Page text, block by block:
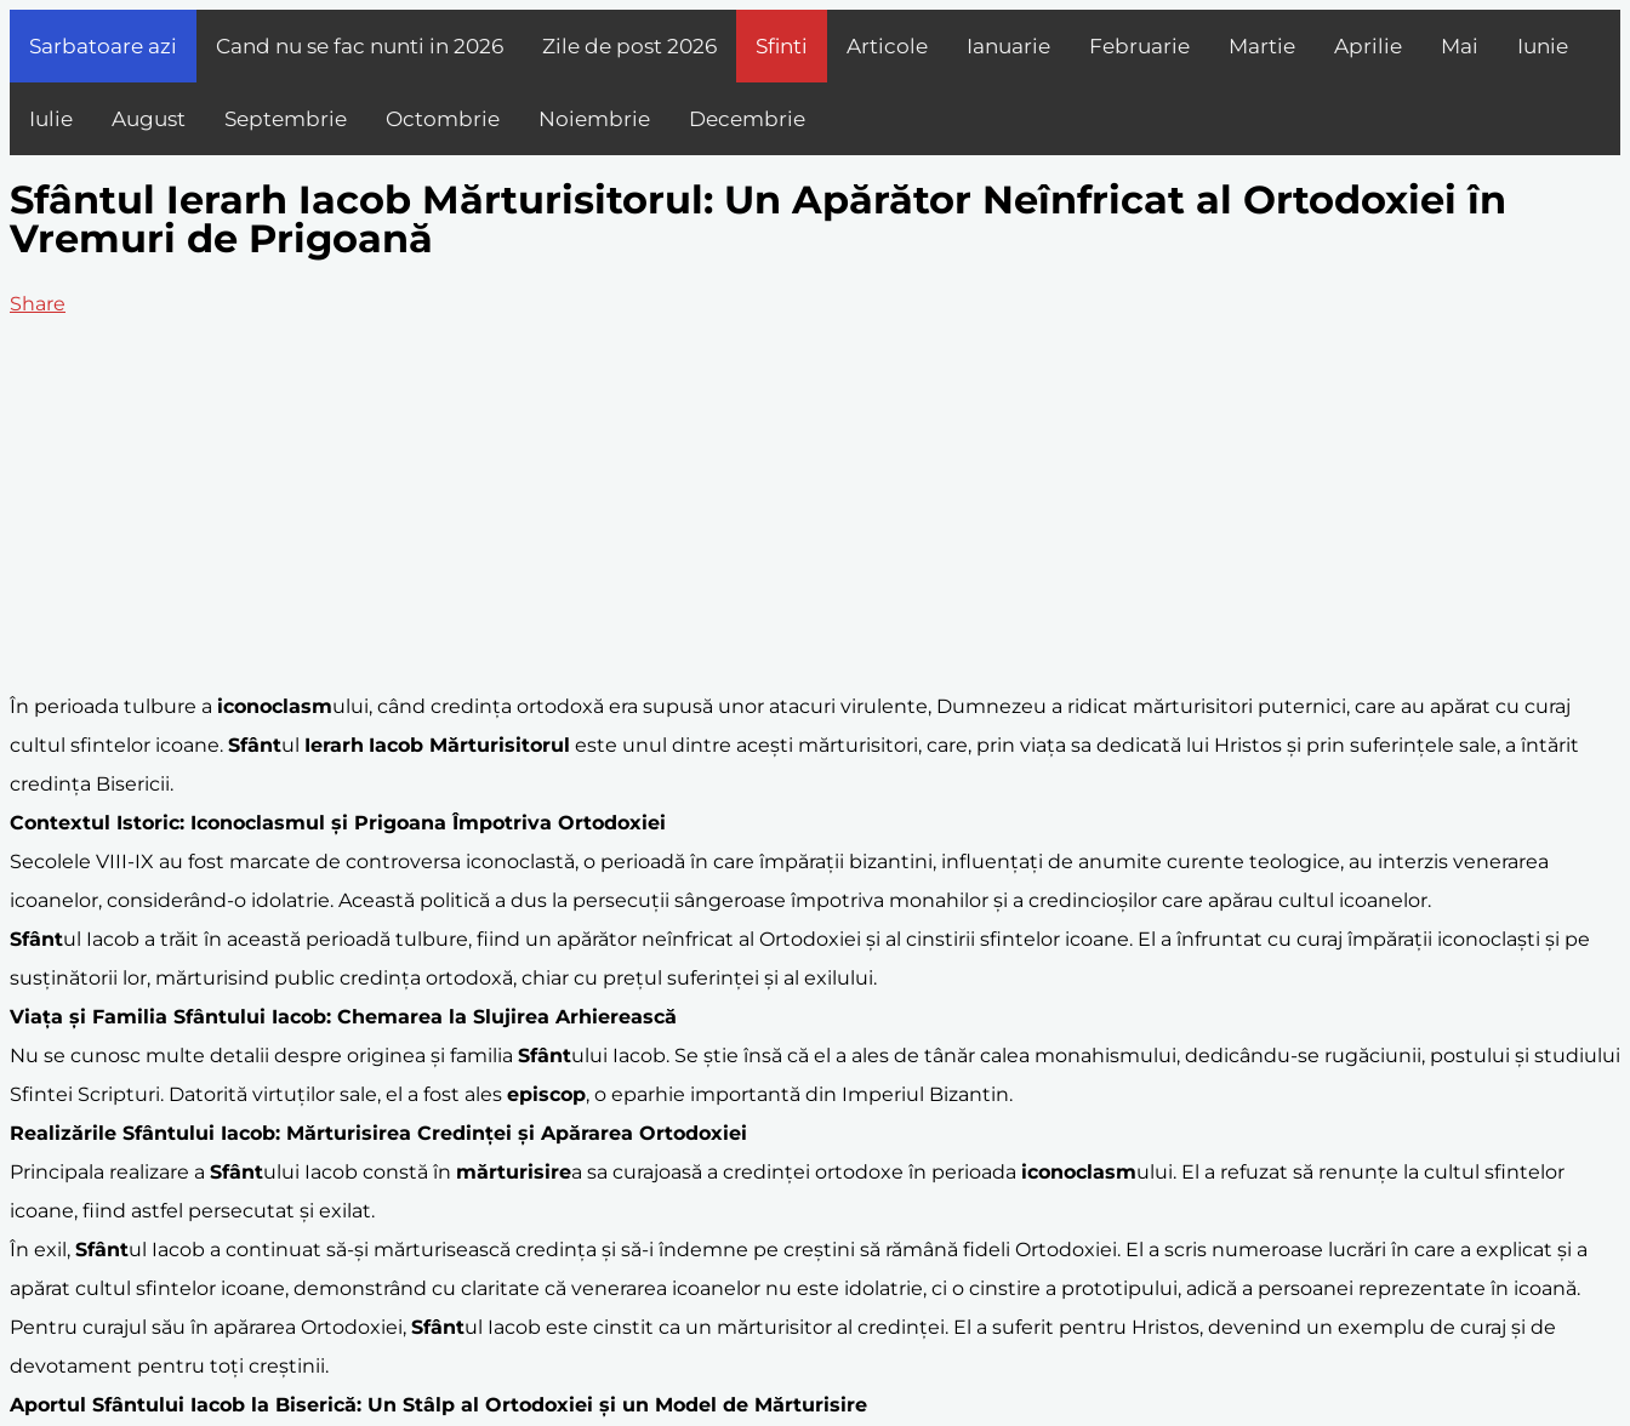
Sarbatoare azi Cand nu se fac nunti in 2026 Zile de post 2026 Sfinti Articole Ianuarie Februarie Martie Aprilie Mai Iunie
Iulie August Septembrie Octombrie Noiembrie Decembrie
Sfântul Ierarh Iacob Mărturisitorul: Un Apărător Neînfricat al Ortodoxiei în
Vremuri de Prigoană
Share
În perioada tulbure a iconoclasmului, când credința ortodoxă era supusă unor atacuri virulente, Dumnezeu a ridicat mărturisitori puternici, care au apărat cu curaj
cultul sfintelor icoane. Sfântul Ierarh Iacob Mărturisitorul este unul dintre acești mărturisitori, care, prin viața sa dedicată lui Hristos și prin suferințele sale, a întărit
credința Bisericii.
Contextul Istoric: Iconoclasmul și Prigoana Împotriva Ortodoxiei
Secolele VIII-IX au fost marcate de controversa iconoclastă, o perioadă în care împărații bizantini, influențați de anumite curente teologice, au interzis venerarea
icoanelor, considerând-o idolatrie. Această politică a dus la persecuții sângeroase împotriva monahilor și a credincioșilor care apărau cultul icoanelor.
Sfântul Iacob a trăit în această perioadă tulbure, fiind un apărător neînfricat al Ortodoxiei și al cinstirii sfintelor icoane. El a înfruntat cu curaj împărații iconoclaști și pe
susținătorii lor, mărturisind public credința ortodoxă, chiar cu prețul suferinței și al exilului.
Viața și Familia Sfântului Iacob: Chemarea la Slujirea Arhierească
Nu se cunosc multe detalii despre originea și familia Sfântului Iacob. Se știe însă că el a ales de tânăr calea monahismului, dedicându-se rugăciunii, postului și studiului
Sfintei Scripturi. Datorită virtuților sale, el a fost ales episcop, o eparhie importantă din Imperiul Bizantin.
Realizările Sfântului Iacob: Mărturisirea Credinței și Apărarea Ortodoxiei
Principala realizare a Sfântului Iacob constă în mărturisirea sa curajoasă a credinței ortodoxe în perioada iconoclasmului. El a refuzat să renunțe la cultul sfintelor
icoane, fiind astfel persecutat și exilat.
În exil, Sfântul Iacob a continuat să-și mărturisească credința și să-i îndemne pe creștini să rămână fideli Ortodoxiei. El a scris numeroase lucrări în care a explicat și a
apărat cultul sfintelor icoane, demonstrând cu claritate că venerarea icoanelor nu este idolatrie, ci o cinstire a prototipului, adică a persoanei reprezentate în icoană.
Pentru curajul său în apărarea Ortodoxiei, Sfântul Iacob este cinstit ca un mărturisitor al credinței. El a suferit pentru Hristos, devenind un exemplu de curaj și de
devotament pentru toți creștinii.
Aportul Sfântului Iacob la Biserică: Un Stâlp al Ortodoxiei și un Model de Mărturisire